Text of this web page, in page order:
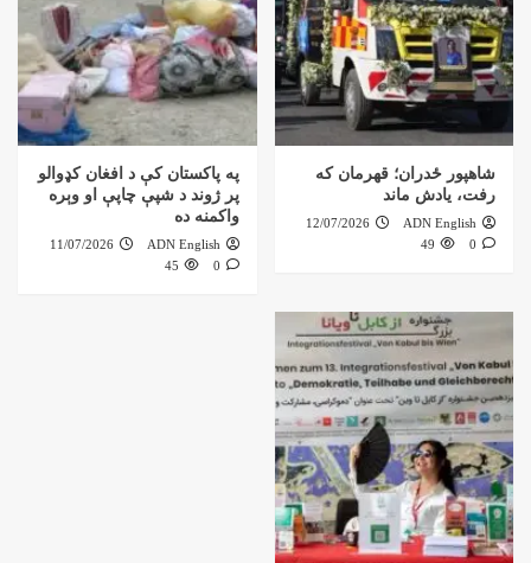
شاهپور ځدران؛ قهرمان که
رفت، یادش ماند
ADN English
12/07/2026
0
49
په پاکستان کې د افغان کډوالو
پر ژوند د شپې چاپې او وېره
واکمنه ده
ADN English
11/07/2026
0
45